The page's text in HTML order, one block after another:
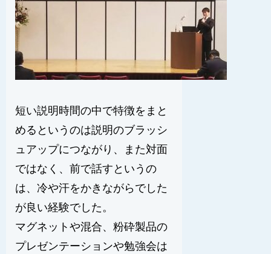
短い説明時間の中で特徴をまと
めるというのは説明のブラッシ
ュアップにつながり、また対面
ではなく、前で話すというの
は、冷や汗をかきながらでした
が良い経験でした。
マグネットや混合、粉砕製品の
プレゼンテーションや勉強会は